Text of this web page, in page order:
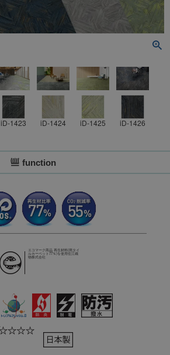
iD-1423 iD-1424 iD-1425 iD-1426
function
エコマーク商品 再生材料(廃タイ
ルカーペット77％)を使用住江織
物株式会社